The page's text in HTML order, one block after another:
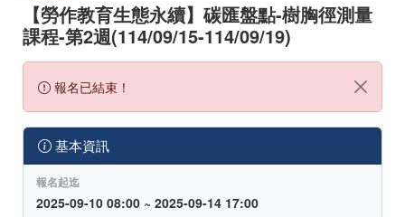
【勞作教育生態永續】碳匯盤點-樹胸徑測量
課程-第2週(114/09/15-114/09/19)
報名已結束！
基本資訊
報名起迄
2025-09-10 08:00 ~ 2025-09-14 17:00